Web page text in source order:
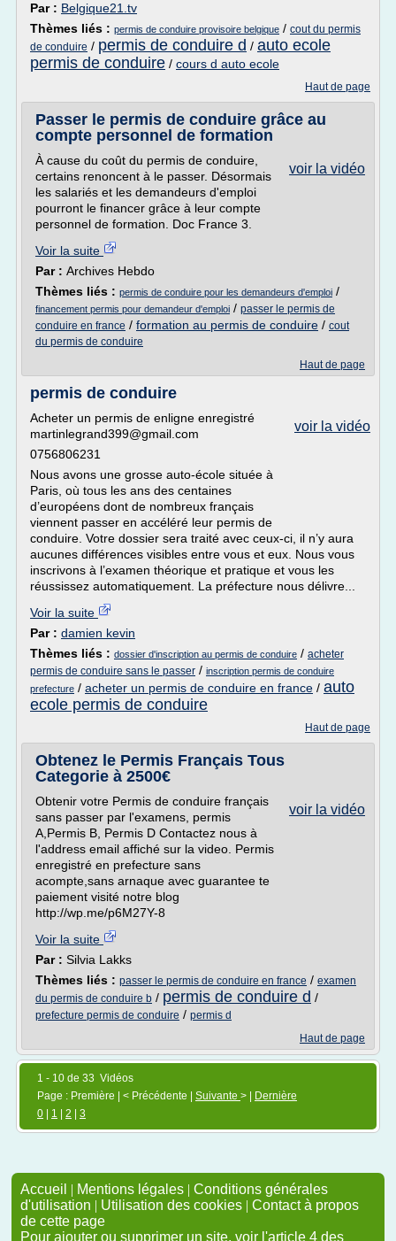
Par : Belgique21.tv
Thèmes liés : permis de conduire provisoire belgique / cout du permis
de conduire / permis de conduire d / auto ecole
permis de conduire / cours d auto ecole
Haut de page
Passer le permis de conduire grâce au
compte personnel de formation
voir la vidéo
À cause du coût du permis de conduire,
certains renoncent à le passer. Désormais
les salariés et les demandeurs d'emploi
pourront le financer grâce à leur compte
personnel de formation. Doc France 3.
Voir la suite
Par : Archives Hebdo
Thèmes liés : permis de conduire pour les demandeurs d'emploi /
financement permis pour demandeur d'emploi / passer le permis de
conduire en france / formation au permis de conduire / cout
du permis de conduire
Haut de page
permis de conduire
voir la vidéo
Acheter un permis de enligne enregistré
martinlegrand399@gmail.com
0756806231
Nous avons une grosse auto-école située à
Paris, où tous les ans des centaines
d’européens dont de nombreux français
viennent passer en accéléré leur permis de
conduire. Votre dossier sera traité avec ceux-ci, il n’y aura
aucunes différences visibles entre vous et eux. Nous vous
inscrivons à l’examen théorique et pratique et vous les
réussissez automatiquement. La préfecture nous délivre...
Voir la suite
Par : damien kevin
Thèmes liés : dossier d'inscription au permis de conduire / acheter
permis de conduire sans le passer / inscription permis de conduire
prefecture / acheter un permis de conduire en france / auto
ecole permis de conduire
Haut de page
Obtenez le Permis Français Tous
Categorie à 2500€
voir la vidéo
Obtenir votre Permis de conduire français
sans passer par l'examens, permis
A,Permis B, Permis D Contactez nous à
l'address email affiché sur la video. Permis
enregistré en prefecture sans
acompte,sans arnaque avec guarantee te
paiement visité notre blog
http://wp.me/p6M27Y-8
Voir la suite
Par : Silvia Lakks
Thèmes liés : passer le permis de conduire en france / examen
du permis de conduire b / permis de conduire d /
prefecture permis de conduire / permis d
Haut de page
1 - 10 de 33 Vidéos
Page : Première | < Précédente | Suivante > |
Dernière
0
1 2 3
Accueil | Mentions légales | Conditions générales
d'utilisation | Utilisation des cookies | Contact à propos
de cette page
Pour ajouter ou supprimer un site, voir l'article 4 des